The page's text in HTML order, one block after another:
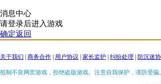
消息中心
请登录后进入游戏
确定返回
关于我们 商务合作 用户协议 家长监护 纠纷处理 防沉迷
抵制不良网页游戏，拒绝盗版游戏。注意自我保护，谨防受